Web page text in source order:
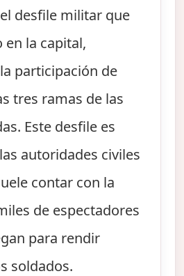
desfile militar que
en la capital,
participación de
tres ramas de las
Este desfile es
autoridades civiles
contar con la
de espectadores
para rendir
soldados.